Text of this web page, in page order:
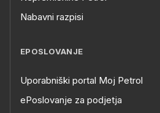
Nabavni razpisi
EPOSLOVANJE
Uporabniški portal Moj Petrol
ePoslovanje za podjetja